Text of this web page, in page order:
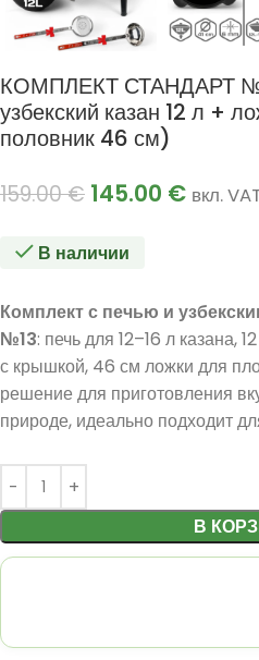
КОМПЛЕКТ СТАНДАРТ
узбекский казан 12 л +
половник 46 см)
159.00€ 145.00 € вкл.
В наличии
Комплект с печью и
№13: печь для 12–16 л казана,
с крышкой, 46 см ложки для
решение для приготовления
природе, идеально подходит
В